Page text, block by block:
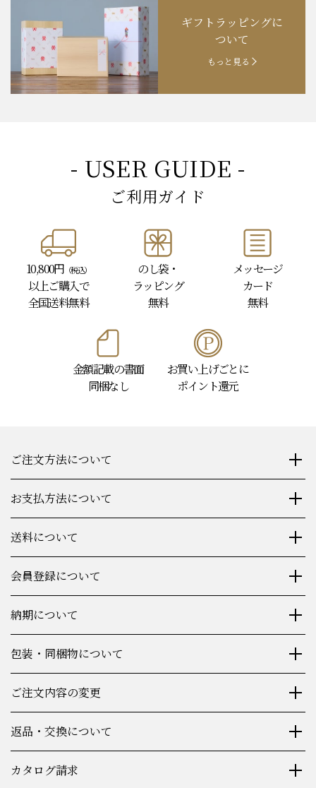
お知らせ 202４.09.18 【秋の味覚祭】食欲の秋！
ギフトラッピングに
ついて
もっと見る
- USER GUIDE -
ご利用ガイド
10,800円 （税込）
以上ご購入で
全国送料無料
のし袋・
ラッピング
無料
メッセージ
カード
無料
金額記載の書面
同梱なし
お買い上げごとに
ポイント還元
ご注文方法について
お支払方法について
送料について
会員登録について
納期について
包装・同梱物について
ご注文内容の変更
返品・交換について
カタログ請求